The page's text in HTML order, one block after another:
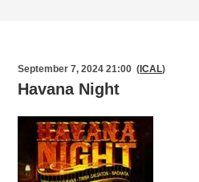
September 7, 2024 21:00 (ICAL)
Havana Night